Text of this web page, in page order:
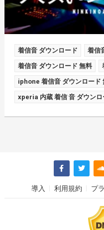
着信音 ダウンロード 着信
着信音 ダウンロード 無料
iphone 着信音 ダウンロード
xperia 内蔵 着信 音 ダウンロ
導入 利用規約 プ